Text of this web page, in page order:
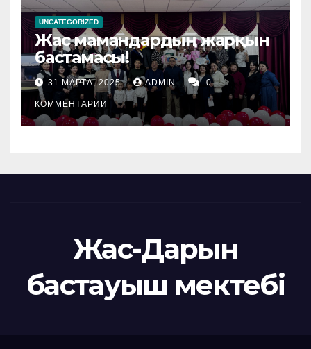
UNCATEGORIZED
Жас мамандардың жарқын
бастамасы!
31 МАРТА, 2025 ADMIN 0
КОММЕНТАРИИ
Жас-Дарын
бастауыш мектебі